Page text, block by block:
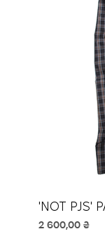
'NOT PJS'
Ціна
2 600,00 ₴